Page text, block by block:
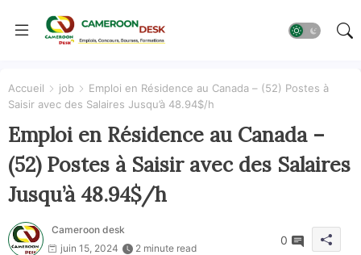
Accueil job
Emploi en Résidence au Canada – (52) Postes à
Saisir avec des Salaires Jusqu’à 48.94$/h
Emploi en Résidence au Canada –
(52) Postes à Saisir avec des Salaires
Jusqu’à 48.94$/h
Cameroon desk
juin 15, 2024
2 minute read
0